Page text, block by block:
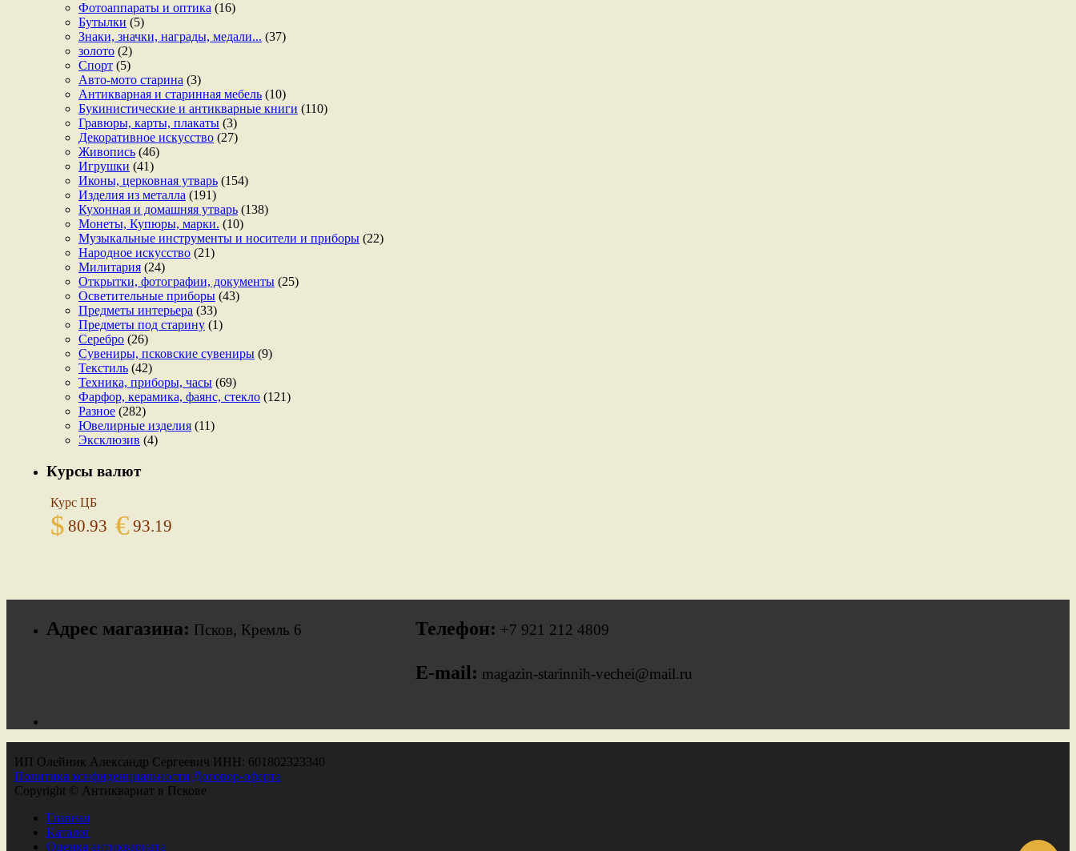
Фотоаппараты и оптика (16)
Бутылки (5)
Знаки, значки, награды, медали... (37)
золото (2)
Спорт (5)
Авто-мото старина (3)
Антикварная и старинная мебель (10)
Букинистические и антикварные книги (110)
Гравюры, карты, плакаты (3)
Декоративное искусство (27)
Живопись (46)
Игрушки (41)
Иконы, церковная утварь (154)
Изделия из металла (191)
Кухонная и домашняя утварь (138)
Монеты, Купюры, марки. (10)
Музыкальные инструменты и носители и приборы (22)
Народное искусство (21)
Милитария (24)
Открытки, фотографии, документы (25)
Осветительные приборы (43)
Предметы интерьера (33)
Предметы под старину (1)
Серебро (26)
Сувениры, псковские сувениры (9)
Текстиль (42)
Техника, приборы, часы (69)
Фарфор, керамика, фаянс, стекло (121)
Разное (282)
Ювелирные изделия (11)
Эксклюзив (4)
Курсы валют
Курс ЦБ
$ 80.93 € 93.19
Адрес магазина: Псков, Кремль 6 Телефон: +7 921 212 4809
E-mail: magazin-starinnih-vechei@mail.ru
ИП Олейник Александр Сергеевич ИНН: 601802323340
Политика конфиденциальности Договор-оферта
Copyright © Антиквариат в Пскове
Главная
Каталог
Оценка антиквариата